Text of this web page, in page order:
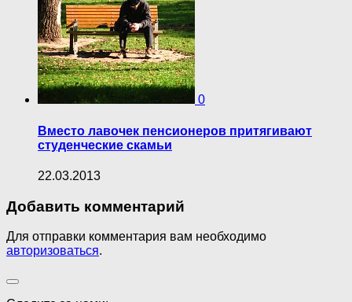
0
Вместо лавочек пенсионеров притягивают
студенческие скамьи
22.03.2013
Добавить комментарий
Для отправки комментария вам необходимо
авторизоваться.